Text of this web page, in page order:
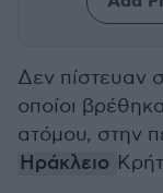
Δεν πίστευαν
οποίοι
ατόμου, στην
Ηράκλειο